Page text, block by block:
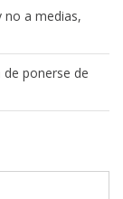
no a medias,
ponerse de